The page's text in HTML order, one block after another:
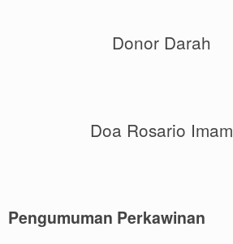
Donor Darah
Doa Rosario Imam
Pengumuman Perkawinan